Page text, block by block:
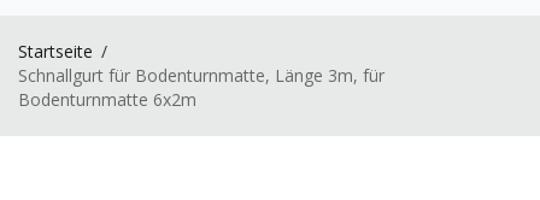
Startseite
Schnallgurt für Bodenturnmatte, Länge 3m, für
Bodenturnmatte 6x2m